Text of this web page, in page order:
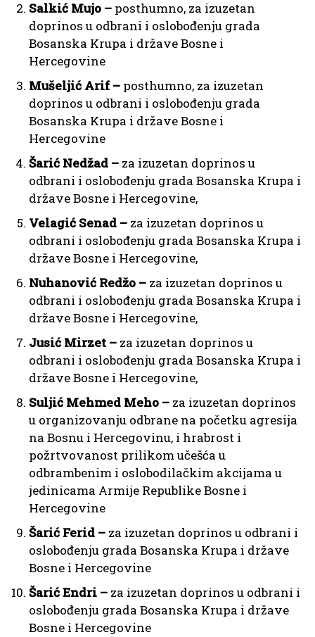
Salkić Mujo – posthumno, za izuzetan
doprinos u odbrani i oslobođenju grada
Bosanska Krupa i države Bosne i
Hercegovine
Mušeljić Arif – posthumno, za izuzetan
doprinos u odbrani i oslobođenju grada
Bosanska Krupa i države Bosne i
Hercegovine
Šarić Nedžad – za izuzetan doprinos u
odbrani i oslobođenju grada Bosanska Krupa i
države Bosne i Hercegovine,
Velagić Senad – za izuzetan doprinos u
odbrani i oslobođenju grada Bosanska Krupa i
države Bosne i Hercegovine,
Nuhanović Redžo – za izuzetan doprinos u
odbrani i oslobođenju grada Bosanska Krupa i
države Bosne i Hercegovine,
Jusić Mirzet – za izuzetan doprinos u
odbrani i oslobođenju grada Bosanska Krupa i
države Bosne i Hercegovine,
Suljić Mehmed Meho – za izuzetan doprinos
u organizovanju odbrane na početku agresija
na Bosnu i Hercegovinu, i hrabrost i
požrtvovanost prilikom učešća u
odbrambenim i oslobodilačkim akcijama u
jedinicama Armije Republike Bosne i
Hercegovine
Šarić Ferid – za izuzetan doprinos u odbrani i
oslobođenju grada Bosanska Krupa i države
Bosne i Hercegovine
Šarić Endri – za izuzetan doprinos u odbrani i
oslobođenju grada Bosanska Krupa i države
Bosne i Hercegovine